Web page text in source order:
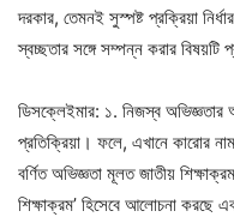
দরকার, তেমনই সুস্পষ্ট প্রক্রিয়া
স্বচ্ছতার সঙ্গে সম্পন্ন করার বিষয়টি
ডিসক্লেইমার: ১. নিজস্ব
প্রতিক্রিয়া। ফলে, এখানে কারোর
বর্ণিত অভিজ্ঞতা মূলত জাতীয়
শিক্ষাক্রম’ হিসেবে আলোচনা করছে